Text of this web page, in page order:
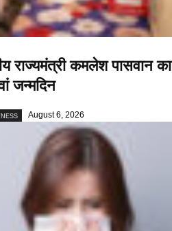
राज्यमंत्री कमलेश पासवान का
जन्मदिन
August 6, 2026